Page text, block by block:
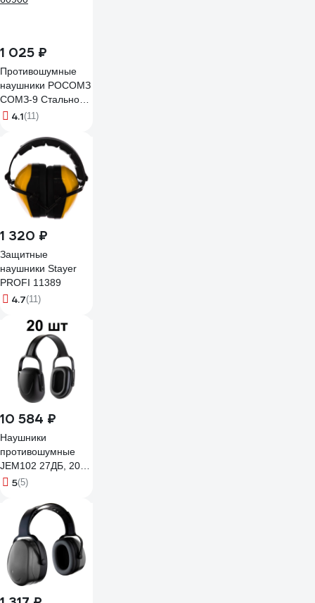
1 025 ₽
Противошумные
наушники РОСОМЗ
СОМЗ-9 Стальной
ГЕПАРД 28дБ
4.1(11)
1 320 ₽
Защитные
наушники Stayer
PROFI 11389
4.7(11)
10 584 ₽
Наушники
противошумные
JEM102 27ДБ, 20шт
Jeta Safety JEM102-
5(5)